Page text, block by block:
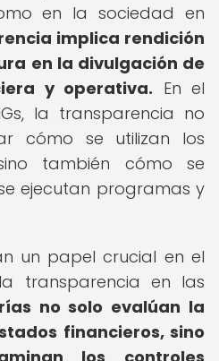
en la sociedad en
implica rendición
en la divulgación de
y operativa. En el
la transparencia no
cómo se utilizan los
también cómo se
ejecutan programas y
un papel crucial en el
transparencia en las
no solo evalúan la
financieros, sino